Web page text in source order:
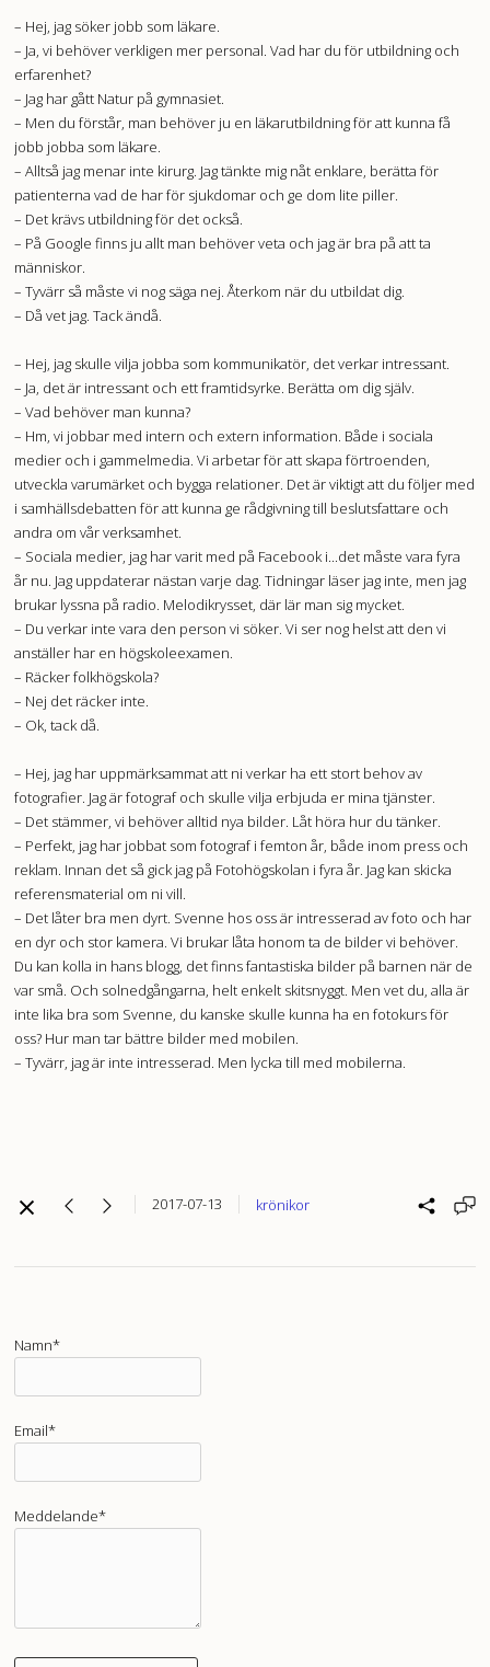
– Hej, jag söker jobb som läkare.
– Ja, vi behöver verkligen mer personal. Vad har du för utbildning och
erfarenhet?
– Jag har gått Natur på gymnasiet.
– Men du förstår, man behöver ju en läkarutbildning för att kunna få
jobb jobba som läkare.
– Alltså jag menar inte kirurg. Jag tänkte mig nåt enklare, berätta för
patienterna vad de har för sjukdomar och ge dom lite piller.
– Det krävs utbildning för det också.
– På Google finns ju allt man behöver veta och jag är bra på att ta
människor.
– Tyvärr så måste vi nog säga nej. Återkom när du utbildat dig.
– Då vet jag. Tack ändå.
– Hej, jag skulle vilja jobba som kommunikatör, det verkar intressant.
– Ja, det är intressant och ett framtidsyrke. Berätta om dig själv.
– Vad behöver man kunna?
– Hm, vi jobbar med intern och extern information. Både i sociala
medier och i gammelmedia. Vi arbetar för att skapa förtroenden,
utveckla varumärket och bygga relationer. Det är viktigt att du följer med
i samhällsdebatten för att kunna ge rådgivning till beslutsfattare och
andra om vår verksamhet.
– Sociala medier, jag har varit med på Facebook i...det måste vara fyra
år nu. Jag uppdaterar nästan varje dag. Tidningar läser jag inte, men jag
brukar lyssna på radio. Melodikrysset, där lär man sig mycket.
– Du verkar inte vara den person vi söker. Vi ser nog helst att den vi
anställer har en högskoleexamen.
– Räcker folkhögskola?
– Nej det räcker inte.
– Ok, tack då.
– Hej, jag har uppmärksammat att ni verkar ha ett stort behov av
fotografier. Jag är fotograf och skulle vilja erbjuda er mina tjänster.
– Det stämmer, vi behöver alltid nya bilder. Låt höra hur du tänker.
– Perfekt, jag har jobbat som fotograf i femton år, både inom press och
reklam. Innan det så gick jag på Fotohögskolan i fyra år. Jag kan skicka
referensmaterial om ni vill.
– Det låter bra men dyrt. Svenne hos oss är intresserad av foto och har
en dyr och stor kamera. Vi brukar låta honom ta de bilder vi behöver.
Du kan kolla in hans blogg, det finns fantastiska bilder på barnen när de
var små. Och solnedgångarna, helt enkelt skitsnyggt. Men vet du, alla är
inte lika bra som Svenne, du kanske skulle kunna ha en fotokurs för
oss? Hur man tar bättre bilder med mobilen.
– Tyvärr, jag är inte intresserad. Men lycka till med mobilerna.
2017-07-13 krönikor
Namn*
Email*
Meddelande*